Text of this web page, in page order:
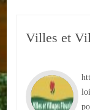
Urbanisme
Santé
Villes et